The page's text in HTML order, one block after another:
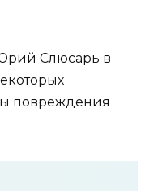
Слюсарь в
повреждения